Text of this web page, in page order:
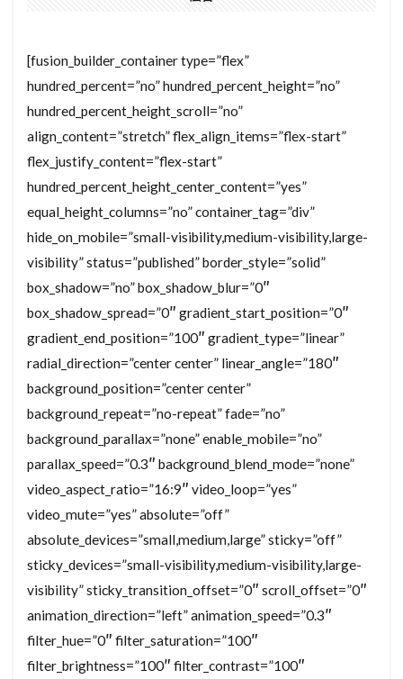
[fusion_builder_container type=”flex”
hundred_percent=”no” hundred_percent_height=”no”
hundred_percent_height_scroll=”no”
align_content=”stretch” flex_align_items=”flex-start”
flex_justify_content=”flex-start”
hundred_percent_height_center_content=”yes”
equal_height_columns=”no” container_tag=”div”
hide_on_mobile=”small-visibility,medium-visibility,large-
visibility” status=”published” border_style=”solid”
box_shadow=”no” box_shadow_blur=”0″
box_shadow_spread=”0″ gradient_start_position=”0″
gradient_end_position=”100″ gradient_type=”linear”
radial_direction=”center center” linear_angle=”180″
background_position=”center center”
background_repeat=”no-repeat” fade=”no”
background_parallax=”none” enable_mobile=”no”
parallax_speed=”0.3″ background_blend_mode=”none”
video_aspect_ratio=”16:9″ video_loop=”yes”
video_mute=”yes” absolute=”off”
absolute_devices=”small,medium,large” sticky=”off”
sticky_devices=”small-visibility,medium-visibility,large-
visibility” sticky_transition_offset=”0″ scroll_offset=”0″
animation_direction=”left” animation_speed=”0.3″
filter_hue=”0″ filter_saturation=”100″
filter_brightness=”100″ filter_contrast=”100″